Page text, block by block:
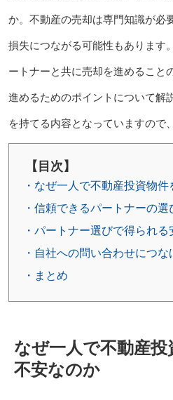
か。不動産の売却は専門知識が必
損失につながる可能性もあります
ートナーと共に売却を進めること
進めるためのポイントについて解
を持てる内容となっていますので
【目次】
・なぜ一人で不動産投資物
・信頼できるパートナーの選
・パートナー選びで得られ
・自社への問い合わせにつ
・まとめ
なぜ一人で不動産
不安なのか